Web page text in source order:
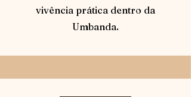
vivência prática dentro da
Umbanda.